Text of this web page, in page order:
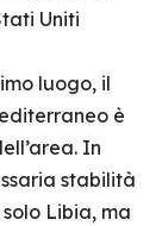
Uniti
luogo, il
è
In
stabilità
Libia, ma